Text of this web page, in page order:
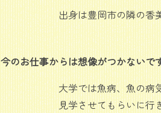
出身は豊岡市の隣の香
今のお仕事からは想像がつかないで
大学では魚病、魚の病
見学させてもらいに行